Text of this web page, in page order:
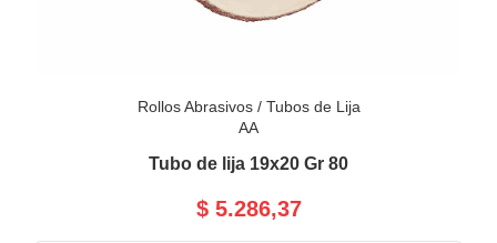
Rollos Abrasivos/ Tubos de Lija
AA
Tubo de lija 19x20 Gr 80
$ 5.286,37